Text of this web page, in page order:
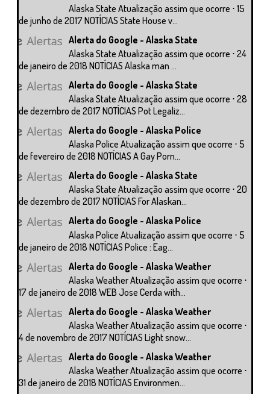
Alaska State Atualização assim que ocorre ⋅ 15
de junho de 2017 NOTÍCIAS State House v...
Alerta do Google - Alaska State
Alaska State Atualização assim que ocorre ⋅ 24
de janeiro de 2018 NOTÍCIAS Alaska man ...
Alerta do Google - Alaska State
Alaska State Atualização assim que ocorre ⋅ 28
de dezembro de 2017 NOTÍCIAS Pot Legaliz...
Alerta do Google - Alaska Police
Alaska Police Atualização assim que ocorre ⋅ 5
de fevereiro de 2018 NOTÍCIAS A Gay Porn...
Alerta do Google - Alaska State
Alaska State Atualização assim que ocorre ⋅ 20
de dezembro de 2017 NOTÍCIAS For Alaskan...
Alerta do Google - Alaska Police
Alaska Police Atualização assim que ocorre ⋅ 5
de janeiro de 2018 NOTÍCIAS Police : Eag...
Alerta do Google - Alaska Weather
Alaska Weather Atualização assim que ocorre ⋅
17 de janeiro de 2018 WEB Jose Cerda with...
Alerta do Google - Alaska Weather
Alaska Weather Atualização assim que ocorre ⋅
4 de novembro de 2017 NOTÍCIAS Light snow...
Alerta do Google - Alaska Weather
Alaska Weather Atualização assim que ocorre ⋅
31 de janeiro de 2018 NOTÍCIAS Environmen...